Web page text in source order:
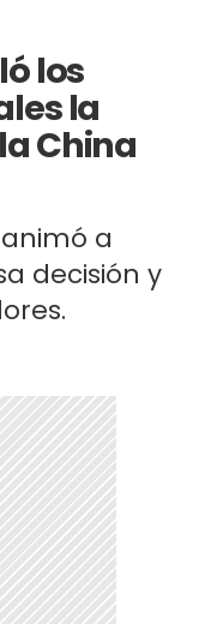
los
la
China
a
decisión y